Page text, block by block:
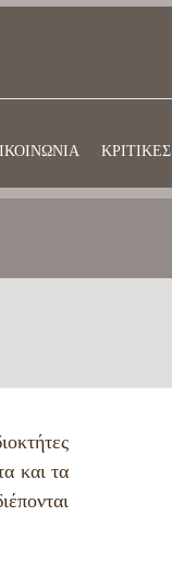
ΚΡΙΤΙΚΕΣ
Ελλάδα
και τα